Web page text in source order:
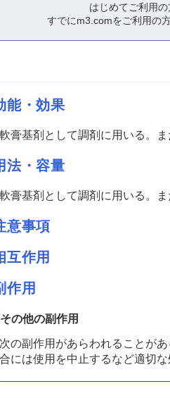
はじめてご利用の
すでにm3.comをご利用の
能・効果
軟膏基剤として調剤に用いる。
法・容量
軟膏基剤として調剤に用いる。
意事項
互作用
作用
その他の副作用
次の副作用があらわれることが
合には使用を中止するなど適切な